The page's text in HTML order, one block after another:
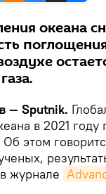
океана
— Sputnik.
в 2021
Об этом
журнале